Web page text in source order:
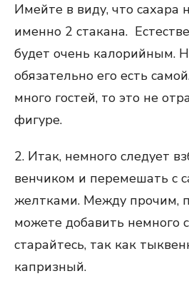
Имейте в виду, что сахара
именно 2 стакана.
будет очень калорийным.
обязательно его есть
много гостей, то это не
фигуре.
2. Итак, немного следует
венчиком и перемешать с
желтками. Между прочим,
можете добавить немного
старайтесь, так как
капризный.